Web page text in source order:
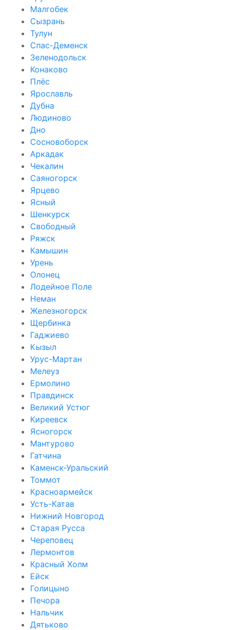
Малгобек
Сызрань
Тулун
Спас-Деменск
Зеленодольск
Конаково
Плёс
Ярославль
Дубна
Людиново
Дно
Сосновоборск
Аркадак
Чекалин
Саяногорск
Ярцево
Ясный
Шенкурск
Свободный
Ряжск
Камышин
Урень
Олонец
Лодейное Поле
Неман
Железногорск
Щербинка
Гаджиево
Кызыл
Урус-Мартан
Мелеуз
Ермолино
Правдинск
Великий Устюг
Киреевск
Ясногорск
Мантурово
Гатчина
Каменск-Уральский
Томмот
Красноармейск
Усть-Катав
Нижний Новгород
Старая Русса
Череповец
Лермонтов
Красный Холм
Ейск
Голицыно
Печора
Нальчик
Дятьково